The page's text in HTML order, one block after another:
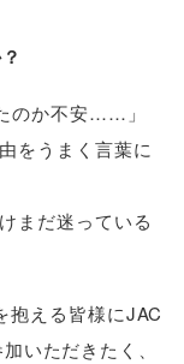
のか不安…… 」
をうまく言葉に
まだ迷っている
抱える皆様にJAC
いただきたく 、